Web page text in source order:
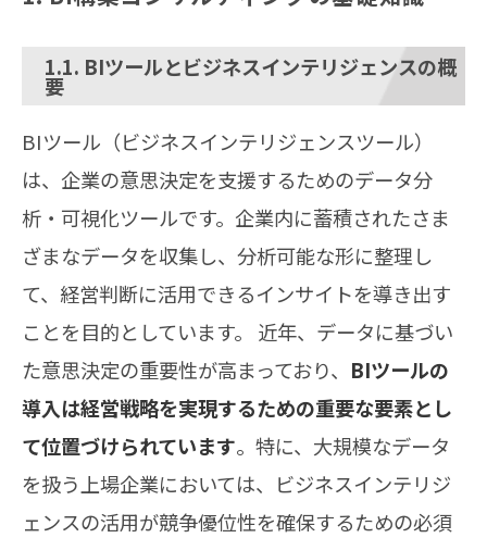
1.1. BIツールとビジネスインテリジェンスの概
要
BIツール（ビジネスインテリジェンスツール）
は、企業の意思決定を支援するためのデータ分
析・可視化ツールです。企業内に蓄積されたさま
ざまなデータを収集し、分析可能な形に整理し
て、経営判断に活用できるインサイトを導き出す
ことを目的としています。 近年、データに基づい
た意思決定の重要性が高まっており、 BIツールの
導入は経営戦略を実現するための重要な要素とし
て位置づけられています。特に、大規模なデータ
を扱う上場企業においては、ビジネスインテリジ
ェンスの活用が競争優位性を確保するための必須